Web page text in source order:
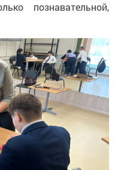
познавательной,